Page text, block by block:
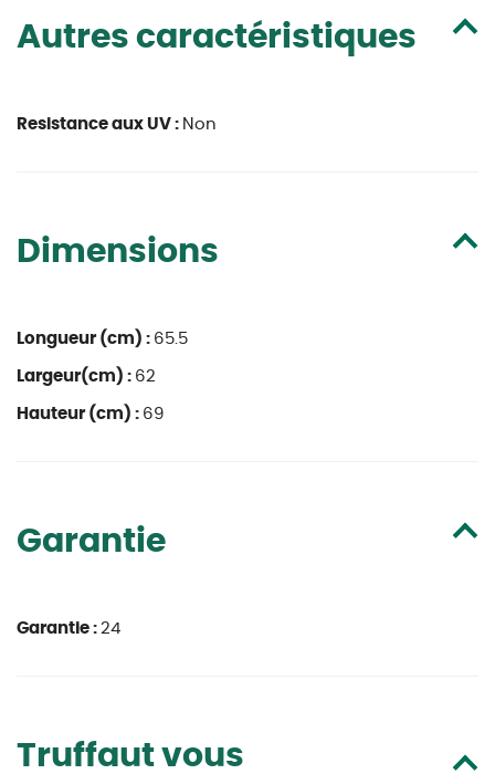
Autres caractéristiques
Resistance aux UV : Non
Dimensions
Longueur (cm) : 65.5
Largeur(cm) : 62
Hauteur (cm) : 69
Garantie
Garantie : 24
Truffaut vous